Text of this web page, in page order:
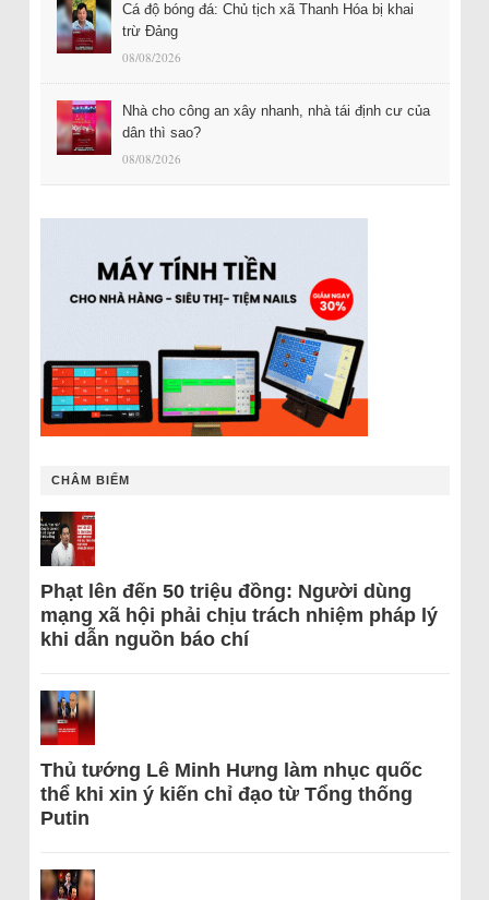
Cá độ bóng đá: Chủ tịch xã Thanh Hóa bị khai
trừ Đảng
08/08/2026
Nhà cho công an xây nhanh, nhà tái định cư của
dân thì sao?
08/08/2026
CHÂM BIẾM
Phạt lên đến 50 triệu đồng: Người dùng
mạng xã hội phải chịu trách nhiệm pháp lý
khi dẫn nguồn báo chí
Thủ tướng Lê Minh Hưng làm nhục quốc
thể khi xin ý kiến chỉ đạo từ Tổng thống
Putin